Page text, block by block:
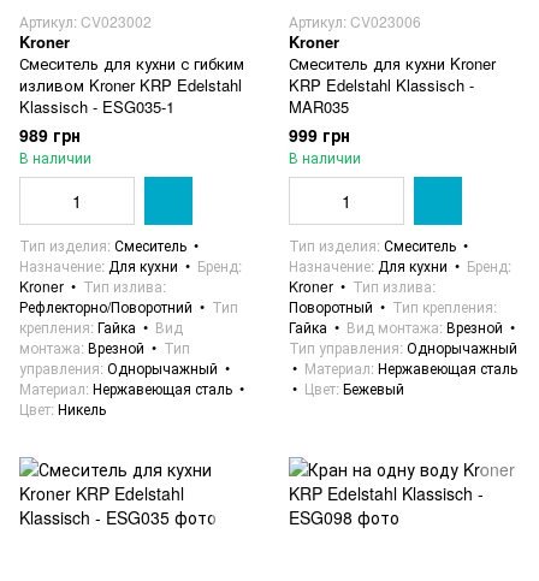
Артикул: CV023002
Kroner
Смеситель для кухни с гибким
изливом Kroner KRP Edelstahl
Klassisch - ESG035-1
989 грн
В наличии
Тип изделия Смеситель
Назначение Для кухни
Бренд
Kroner
Тип излива
Рефлекторно/Поворотний
Тип
крепления Гайка
Вид
монтажа Врезной
Тип
управления Однорычажный
Материал Нержавеющая сталь
Цвет Никель
Артикул: CV023006
Kroner
Смеситель для кухни Kroner
KRP Edelstahl Klassisch -
MAR035
999 грн
В наличии
Тип изделия Смеситель
Назначение Для кухни
Бренд
Kroner
Тип излива
Поворотный
Тип крепления
Гайка
Вид монтажа Врезной
Тип управления Однорычажный
Материал Нержавеющая сталь
Цвет Бежевый